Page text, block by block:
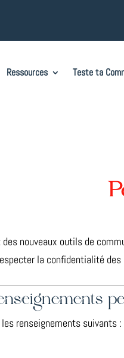
Ressources Teste ta
des nouveaux outils de
la confidentialité
renseignements suivants :